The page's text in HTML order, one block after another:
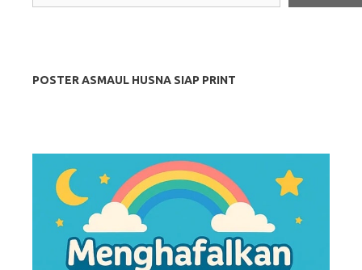
POSTER ASMAUL HUSNA SIAP PRINT